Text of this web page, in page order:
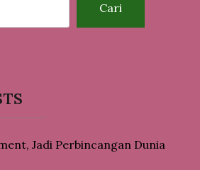
Cari
Jadi Perbincangan Dunia